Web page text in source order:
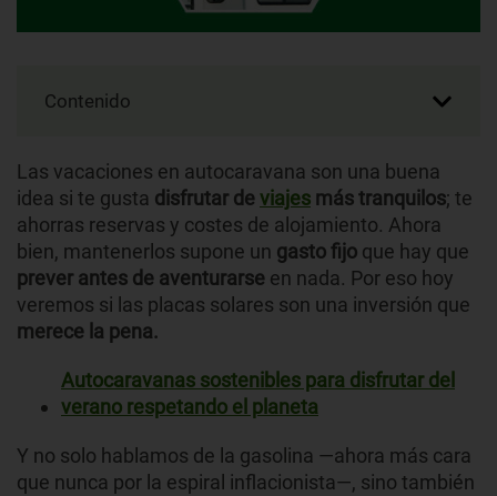
Contenido
Las vacaciones en autocaravana son una buena
idea si te gusta disfrutar deviajes más tranquilos; te
ahorras reservas y costes de alojamiento. Ahora
bien, mantenerlos supone un gasto fijo que hay que
prever antes de aventurarse en nada. Por eso hoy
veremos si las placas solares son una inversión que
merece la pena.
Autocaravanas sostenibles para disfrutar del
verano respetando el planeta
Y no solo hablamos de la gasolina —ahora más cara
que nunca por la espiral inflacionista—, sino también